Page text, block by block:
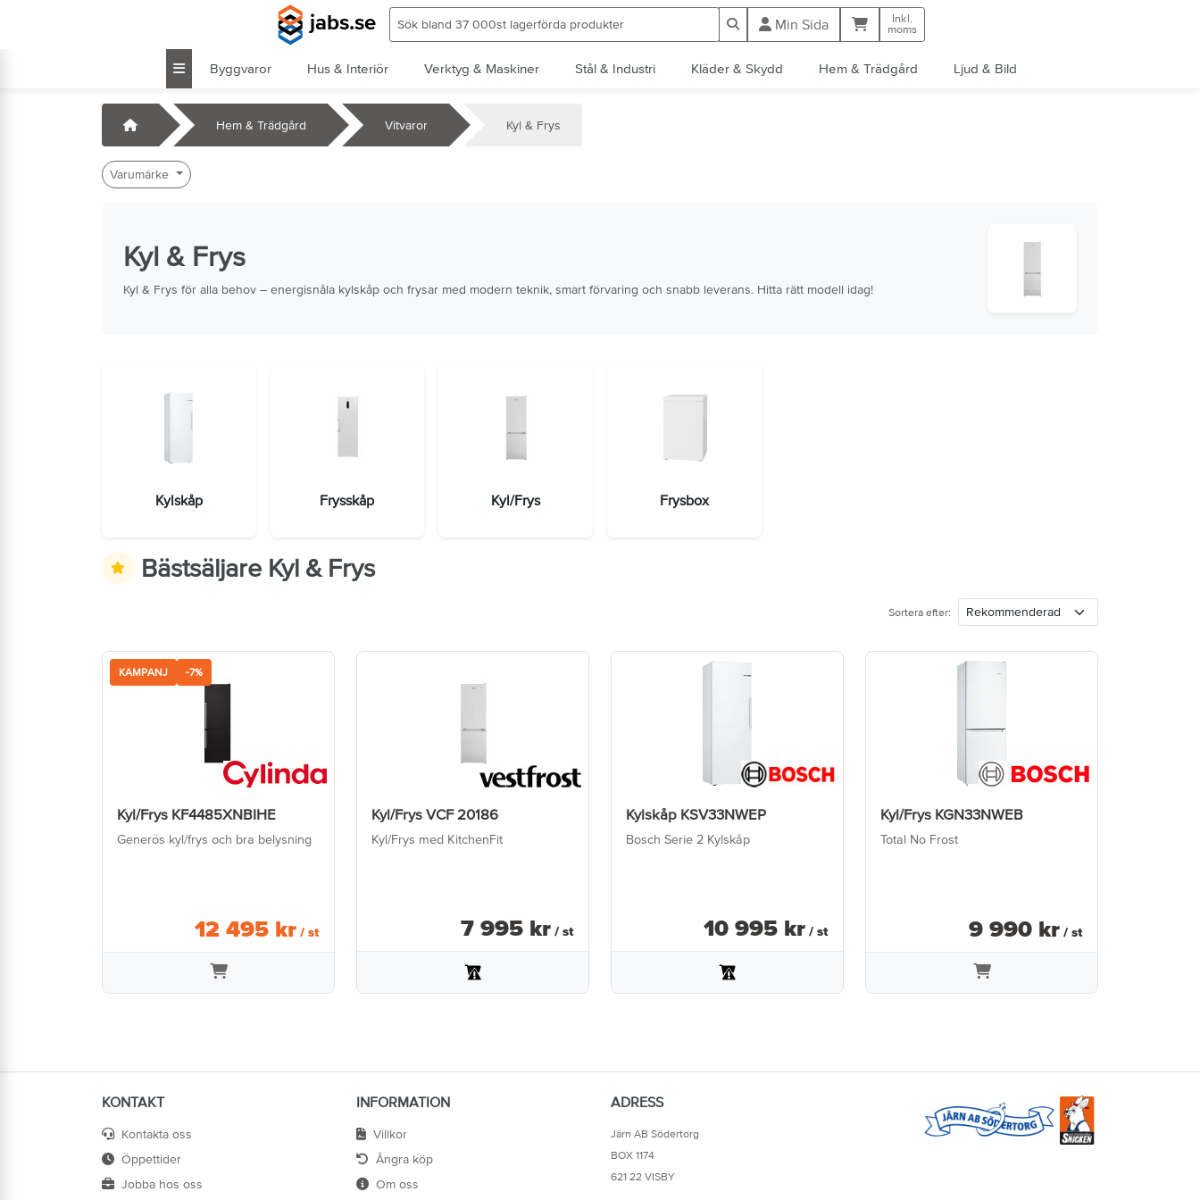
jabs.se Min Sida Kundvagn
Inkl.
moms
Byggvaror Hus & Interiör Verktyg & Maskiner Stål & Industri Kläder & Skydd Hem & Trädgård Ljud & Bild
Startsida Hem & Trädgård Vitvaror Kyl & Frys
Varumärke
Kyl & Frys
Kyl & Frys för alla behov – energisnåla kylskåp och frysar med modern teknik, smart förvaring och snabb leverans. Hitta rätt modell idag!
Kylskåp Frysskåp Kyl/Frys Frysbox
Bästsäljare Kyl & Frys
Sortera efter:
KAMPANJ -7%
Kyl/Frys KF4485XNBIHE
Generös kyl/frys och bra belysning
12 495 kr / st
Kyl/Frys VCF 20186
Kyl/Frys med KitchenFit
7 995 kr / st
Kylskåp KSV33NWEP
Bosch Serie 2 Kylskåp
10 995 kr / st
Kyl/Frys KGN33NWEB
Total No Frost
9 990 kr / st
KONTAKT
Kontakta oss
Öppettider
Jobba hos oss
INFORMATION
Villkor
Ångra köp
Om oss
ADRESS
Järn AB Södertorg
BOX 1174
621 22 VISBY